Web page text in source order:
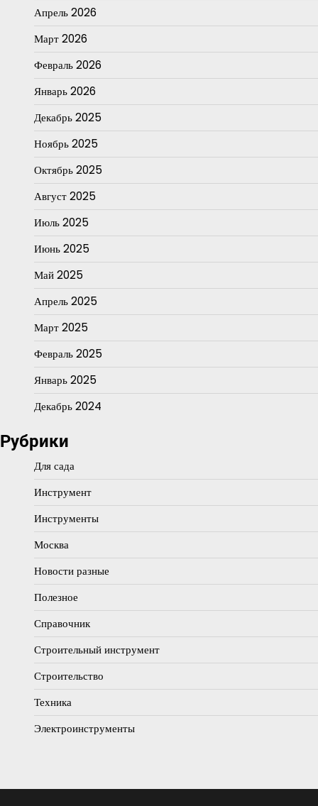
Апрель 2026
Март 2026
Февраль 2026
Январь 2026
Декабрь 2025
Ноябрь 2025
Октябрь 2025
Август 2025
Июль 2025
Июнь 2025
Май 2025
Апрель 2025
Март 2025
Февраль 2025
Январь 2025
Декабрь 2024
Рубрики
Для сада
Инструмент
Инструменты
Москва
Новости разные
Полезное
Справочник
Строительный инструмент
Строительство
Техника
Электроинструменты